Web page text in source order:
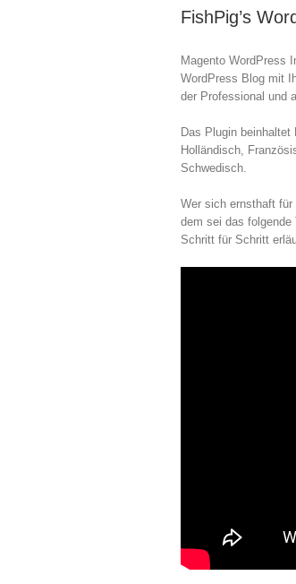
FishPig’s
Magento WordPress
WordPress Blog mit
der Professional und
Das Plugin
Holländisch,
Schwedisch.
Wer sich ernsthaft
dem sei das folgende
Schritt für Schritt